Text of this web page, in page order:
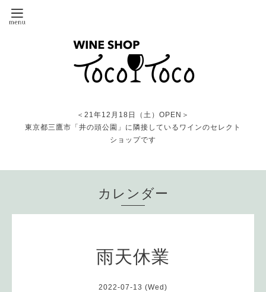
＜21年12月18日（土）OPEN＞
東京都三鷹市「井の頭公園」に隣接しているワインのセレクト
ショップです
カレンダー
雨天休業
2022-07-13 (Wed)